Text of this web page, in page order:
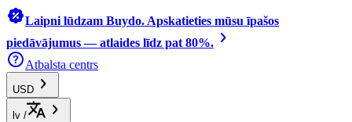
Laipni lūdzam Buydo. Apskatieties mūsu īpašos
piedāvājumus — atlaides līdz pat 80%.
Atbalsta centrs
USD
lv /